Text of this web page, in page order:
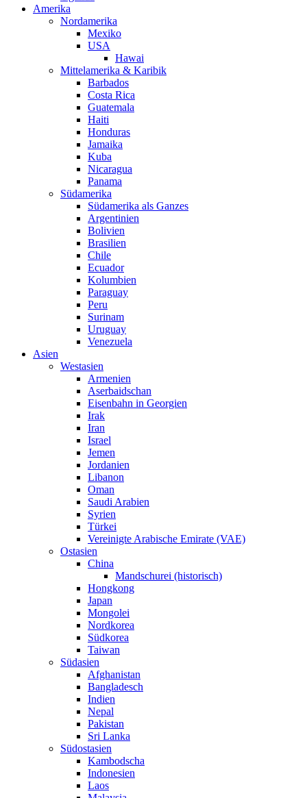
Amerika
Nordamerika
Mexiko
USA
Hawai
Mittelamerika & Karibik
Barbados
Costa Rica
Guatemala
Haiti
Honduras
Jamaika
Kuba
Nicaragua
Panama
Südamerika
Südamerika als Ganzes
Argentinien
Bolivien
Brasilien
Chile
Ecuador
Kolumbien
Paraguay
Peru
Surinam
Uruguay
Venezuela
Asien
Westasien
Armenien
Aserbaidschan
Eisenbahn in Georgien
Irak
Iran
Israel
Jemen
Jordanien
Libanon
Oman
Saudi Arabien
Syrien
Türkei
Vereinigte Arabische Emirate (VAE)
Ostasien
China
Mandschurei (historisch)
Hongkong
Japan
Mongolei
Nordkorea
Südkorea
Taiwan
Südasien
Afghanistan
Bangladesch
Indien
Nepal
Pakistan
Sri Lanka
Südostasien
Kambodscha
Indonesien
Laos